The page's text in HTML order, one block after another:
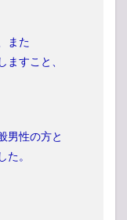
また
ますこと、
男性の方と
。